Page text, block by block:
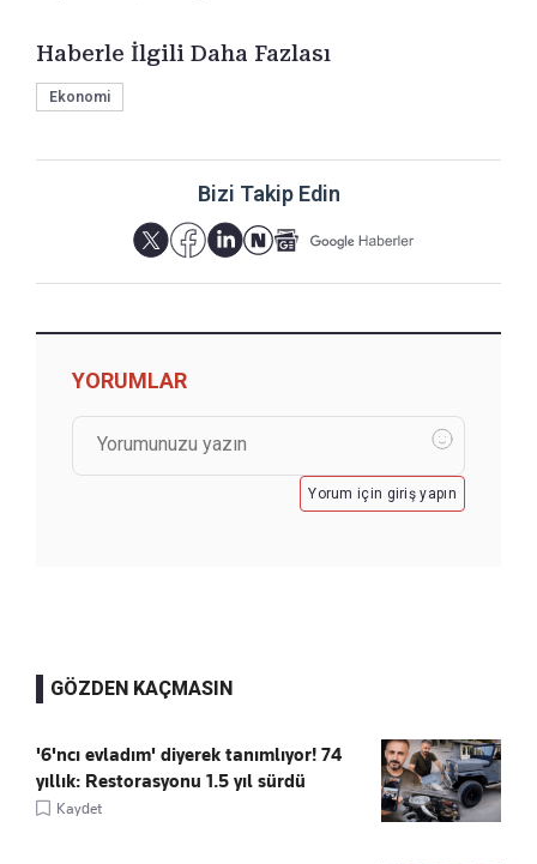
Haberle İlgili Daha Fazlası
Ekonomi
Bizi Takip Edin
YORUMLAR
Yorum için giriş yapın
GÖZDEN KAÇMASIN
'6'ncı evladım' diyerek tanımlıyor! 74
yıllık: Restorasyonu 1.5 yıl sürdü
Kaydet